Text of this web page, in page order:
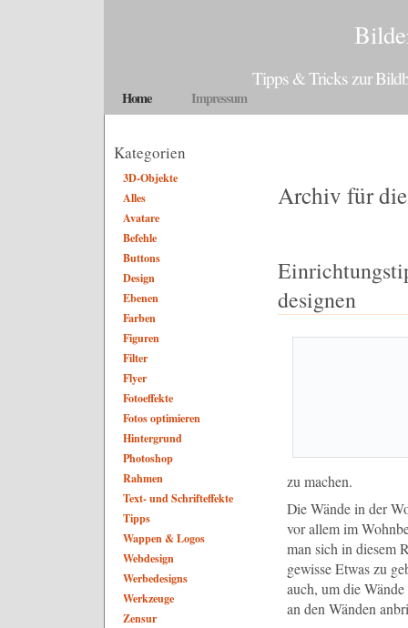
Tipps & Tricks zur
Home Impressum
Kategorien
3D-Objekte
Alles
Avatare
Befehle
Buttons
Design
Ebenen
Farben
Figuren
Filter
Flyer
Fotoeffekte
Fotos optimieren
Hintergrund
Photoshop
Rahmen
Text- und Schrifteffekte
Tipps
Wappen & Logos
Webdesign
Werbedesigns
Werkzeuge
Zensur
Archiv für
designen
zu machen.
Die Wände in der
vor allem im
man sich in diesem
gewisse Etwas zu
auch, um die
an den Wänden